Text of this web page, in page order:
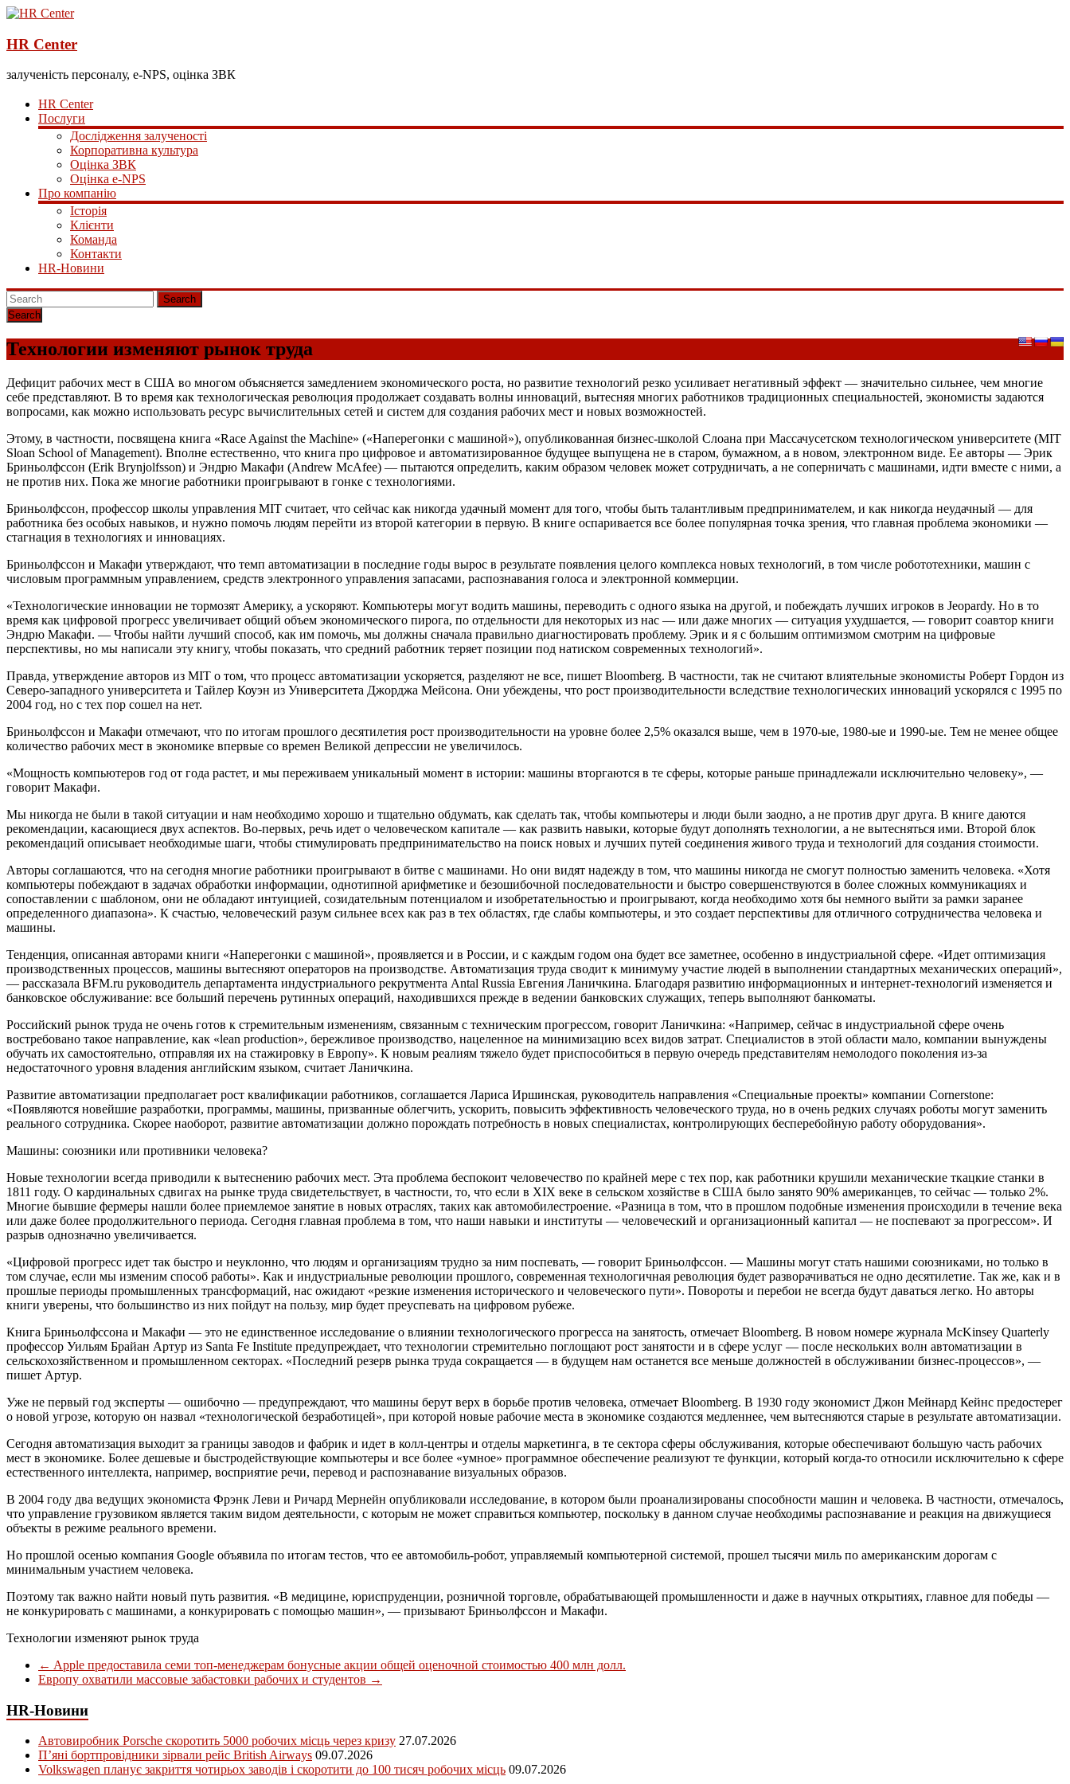
HR Center
залученість персоналу, e-NPS, оцінка ЗВК
HR Center
Послуги
Дослідження залученості
Корпоративна культура
Оцінка ЗВК
Оцінка e-NPS
Про компанію
Історія
Клієнти
Команда
Контакти
HR-Новини
Search
Технологии изменяют рынок труда
Дефицит рабочих мест в США во многом объясняется замедлением экономического роста, но развитие технологий резко усиливает негативный эффект — значительно сильнее, чем многие
себе представляют. В то время как технологическая революция продолжает создавать волны инноваций, вытесняя многих работников традиционных специальностей, экономисты задаются
вопросами, как можно использовать ресурс вычислительных сетей и систем для создания рабочих мест и новых возможностей.
Этому, в частности, посвящена книга «Race Against the Machine» («Наперегонки с машиной»), опубликованная бизнес-школой Слоана при Массачусетском технологическом университете (MIT
Sloan School of Management). Вполне естественно, что книга про цифровое и автоматизированное будущее выпущена не в старом, бумажном, а в новом, электронном виде. Ее авторы — Эрик
Бриньолфссон (Erik Brynjolfsson) и Эндрю Макафи (Andrew McAfee) — пытаются определить, каким образом человек может сотрудничать, а не соперничать с машинами, идти вместе с ними, а
не против них. Пока же многие работники проигрывают в гонке с технологиями.
Бриньолфссон, профессор школы управления MIT считает, что сейчас как никогда удачный момент для того, чтобы быть талантливым предпринимателем, и как никогда неудачный — для
работника без особых навыков, и нужно помочь людям перейти из второй категории в первую. В книге оспаривается все более популярная точка зрения, что главная проблема экономики —
стагнация в технологиях и инновациях.
Бриньолфссон и Макафи утверждают, что темп автоматизации в последние годы вырос в результате появления целого комплекса новых технологий, в том числе робототехники, машин с
числовым программным управлением, средств электронного управления запасами, распознавания голоса и электронной коммерции.
«Технологические инновации не тормозят Америку, а ускоряют. Компьютеры могут водить машины, переводить с одного языка на другой, и побеждать лучших игроков в Jeopardy. Но в то
время как цифровой прогресс увеличивает общий объем экономического пирога, по отдельности для некоторых из нас — или даже многих — ситуация ухудшается, — говорит соавтор книги
Эндрю Макафи. — Чтобы найти лучший способ, как им помочь, мы должны сначала правильно диагностировать проблему. Эрик и я с большим оптимизмом смотрим на цифровые
перспективы, но мы написали эту книгу, чтобы показать, что средний работник теряет позиции под натиском современных технологий».
Правда, утверждение авторов из MIT о том, что процесс автоматизации ускоряется, разделяют не все, пишет Bloomberg. В частности, так не считают влиятельные экономисты Роберт Гордон из
Северо-западного университета и Тайлер Коуэн из Университета Джорджа Мейсона. Они убеждены, что рост производительности вследствие технологических инноваций ускорялся с 1995 по
2004 год, но с тех пор сошел на нет.
Бриньолфссон и Макафи отмечают, что по итогам прошлого десятилетия рост производительности на уровне более 2,5% оказался выше, чем в 1970-ые, 1980-ые и 1990-ые. Тем не менее общее
количество рабочих мест в экономике впервые со времен Великой депрессии не увеличилось.
«Мощность компьютеров год от года растет, и мы переживаем уникальный момент в истории: машины вторгаются в те сферы, которые раньше принадлежали исключительно человеку», —
говорит Макафи.
Мы никогда не были в такой ситуации и нам необходимо хорошо и тщательно обдумать, как сделать так, чтобы компьютеры и люди были заодно, а не против друг друга. В книге даются
рекомендации, касающиеся двух аспектов. Во-первых, речь идет о человеческом капитале — как развить навыки, которые будут дополнять технологии, а не вытесняться ими. Второй блок
рекомендаций описывает необходимые шаги, чтобы стимулировать предпринимательство на поиск новых и лучших путей соединения живого труда и технологий для создания стоимости.
Авторы соглашаются, что на сегодня многие работники проигрывают в битве с машинами. Но они видят надежду в том, что машины никогда не смогут полностью заменить человека. «Хотя
компьютеры побеждают в задачах обработки информации, однотипной арифметике и безошибочной последовательности и быстро совершенствуются в более сложных коммуникациях и
сопоставлении с шаблоном, они не обладают интуицией, созидательным потенциалом и изобретательностью и проигрывают, когда необходимо хотя бы немного выйти за рамки заранее
определенного диапазона». К счастью, человеческий разум сильнее всех как раз в тех областях, где слабы компьютеры, и это создает перспективы для отличного сотрудничества человека и
машины.
Тенденция, описанная авторами книги «Наперегонки с машиной», проявляется и в России, и с каждым годом она будет все заметнее, особенно в индустриальной сфере. «Идет оптимизация
производственных процессов, машины вытесняют операторов на производстве. Автоматизация труда сводит к минимуму участие людей в выполнении стандартных механических операций»,
— рассказала BFM.ru руководитель департамента индустриального рекрутмента Antal Russia Евгения Ланичкина. Благодаря развитию информационных и интернет-технологий изменяется и
банковское обслуживание: все больший перечень рутинных операций, находившихся прежде в ведении банковских служащих, теперь выполняют банкоматы.
Российский рынок труда не очень готов к стремительным изменениям, связанным с техническим прогрессом, говорит Ланичкина: «Например, сейчас в индустриальной сфере очень
востребовано такое направление, как «lean production», бережливое производство, нацеленное на минимизацию всех видов затрат. Специалистов в этой области мало, компании вынуждены
обучать их самостоятельно, отправляя их на стажировку в Европу». К новым реалиям тяжело будет приспособиться в первую очередь представителям немолодого поколения из-за
недостаточного уровня владения английским языком, считает Ланичкина.
Развитие автоматизации предполагает рост квалификации работников, соглашается Лариса Иршинская, руководитель направления «Специальные проекты» компании Cornerstone:
«Появляются новейшие разработки, программы, машины, призванные облегчить, ускорить, повысить эффективность человеческого труда, но в очень редких случаях роботы могут заменить
реального сотрудника. Скорее наоборот, развитие автоматизации должно порождать потребность в новых специалистах, контролирующих бесперебойную работу оборудования».
Машины: союзники или противники человека?
Новые технологии всегда приводили к вытеснению рабочих мест. Эта проблема беспокоит человечество по крайней мере с тех пор, как работники крушили механические ткацкие станки в
1811 году. О кардинальных сдвигах на рынке труда свидетельствует, в частности, то, что если в XIX веке в сельском хозяйстве в США было занято 90% американцев, то сейчас — только 2%.
Многие бывшие фермеры нашли более приемлемое занятие в новых отраслях, таких как автомобилестроение. «Разница в том, что в прошлом подобные изменения происходили в течение века
или даже более продолжительного периода. Сегодня главная проблема в том, что наши навыки и институты — человеческий и организационный капитал — не поспевают за прогрессом». И
разрыв однозначно увеличивается.
«Цифровой прогресс идет так быстро и неуклонно, что людям и организациям трудно за ним поспевать, — говорит Бриньолфссон. — Машины могут стать нашими союзниками, но только в
том случае, если мы изменим способ работы». Как и индустриальные революции прошлого, современная технологичная революция будет разворачиваться не одно десятилетие. Так же, как и в
прошлые периоды промышленных трансформаций, нас ожидают «резкие изменения исторического и человеческого пути». Повороты и перебои не всегда будут даваться легко. Но авторы
книги уверены, что большинство из них пойдут на пользу, мир будет преуспевать на цифровом рубеже.
Книга Бриньолфссона и Макафи — это не единственное исследование о влиянии технологического прогресса на занятость, отмечает Bloomberg. В новом номере журнала McKinsey Quarterly
профессор Уильям Брайан Артур из Santa Fe Institute предупреждает, что технологии стремительно поглощают рост занятости и в сфере услуг — после нескольких волн автоматизации в
сельскохозяйственном и промышленном секторах. «Последний резерв рынка труда сокращается — в будущем нам останется все меньше должностей в обслуживании бизнес-процессов», —
пишет Артур.
Уже не первый год эксперты — ошибочно — предупреждают, что машины берут верх в борьбе против человека, отмечает Bloomberg. В 1930 году экономист Джон Мейнард Кейнс предостерег
о новой угрозе, которую он назвал «технологической безработицей», при которой новые рабочие места в экономике создаются медленнее, чем вытесняются старые в результате автоматизации.
Сегодня автоматизация выходит за границы заводов и фабрик и идет в колл-центры и отделы маркетинга, в те сектора сферы обслуживания, которые обеспечивают большую часть рабочих
мест в экономике. Более дешевые и быстродействующие компьютеры и все более «умное» программное обеспечение реализуют те функции, который когда-то относили исключительно к сфере
естественного интеллекта, например, восприятие речи, перевод и распознавание визуальных образов.
В 2004 году два ведущих экономиста Фрэнк Леви и Ричард Мернейн опубликовали исследование, в котором были проанализированы способности машин и человека. В частности, отмечалось,
что управление грузовиком является таким видом деятельности, с которым не может справиться компьютер, поскольку в данном случае необходимы распознавание и реакция на движущиеся
объекты в режиме реального времени.
Но прошлой осенью компания Google объявила по итогам тестов, что ее автомобиль-робот, управляемый компьютерной системой, прошел тысячи миль по американским дорогам с
минимальным участием человека.
Поэтому так важно найти новый путь развития. «В медицине, юриспруденции, розничной торговле, обрабатывающей промышленности и даже в научных открытиях, главное для победы —
не конкурировать с машинами, а конкурировать с помощью машин», — призывают Бриньолфссон и Макафи.
Технологии изменяют рынок труда
← Apple предоставила семи топ-менеджерам бонусные акции общей оценочной стоимостью 400 млн долл.
Европу охватили массовые забастовки рабочих и студентов →
HR-Новини
Автовиробник Porsche скоротить 5000 робочих місць через кризу 27.07.2026
П’яні бортпровідники зірвали рейс British Airways 09.07.2026
Volkswagen планує закриття чотирьох заводів і скоротити до 100 тисяч робочих місць 09.07.2026